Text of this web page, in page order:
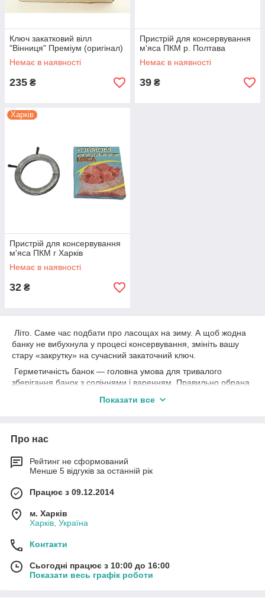
співробітництва з нами. Приєднуйтесь до них, оформивши
замовлення з каталогу нижче.
Ключ закатковий вілл
"Вінниця" Преміум (оригінал)
Немає в наявності
235 ₴
Пристрій для консервування
м'яса ПКМ р. Полтава
Немає в наявності
39 ₴
Харків
Пристрій для консервування
м'яса ПКМ г Харків
Немає в наявності
32 ₴
Літо. Саме час подбати про ласощах на зиму. А щоб жодна
банку не вибухнула у процесі консервування, змініть вашу
стару «закрутку» на сучасний закаточний ключ.
Герметичність банок — головна умова для тривалого
зберігання банок з соліннями і варенням. Правильно обрана
кришку. Використання механізму не повинно вимагати
За рахунок рівномірного і плавного обороту рукоятки ви
контролюєте процес з максимальною точністю. Серед всіх
протестованих моделей саме закаточна машинка є найбільш
ефективним пристроєм для консервації.
Домашні клопоти перетворюються в задоволення, коли все
консервації влітку це ваш найкращий помічник на кухні.
Купуйте його зараз. Піклуйтеся про близьких з радістю.
Показати все
Про нас
Рейтинг не сформований
Менше 5 відгуків за останній рік
Працює з 09.12.2014
м. Харків
Харків, Україна
Контакти
Сьогодні працює з 10:00 до 16:00
Показати весь графік роботи